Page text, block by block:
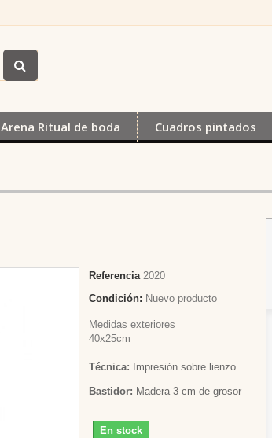
Ritual de boda Cuadros pintados
Referencia 2020
Condición: Nuevo producto
Medidas exteriores
40x25cm
Técnica: Impresión sobre lienzo
Bastidor: Madera 3 cm de grosor
En stock